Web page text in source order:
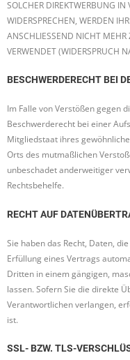
SOLCHER DIREKTWERBUNG
WIDERSPRECHEN, WERDEN
ANSCHLIESSEND NICHT MEHR
VERWENDET (WIDERSPRUCH
BESCHWERDE­RECHT BEI
Im Falle von Verstößen gegen
Beschwerderecht bei einer
Mitgliedstaat ihres
Orts des mutmaßlichen
unbeschadet anderweitiger
Rechtsbehelfe.
RECHT AUF
Sie haben das Recht, Daten,
Erfüllung eines Vertrags
Dritten in einem gängigen,
lassen. Sofern Sie die direkte
Verantwortlichen verlangen,
ist.
SSL- BZW. TLS-